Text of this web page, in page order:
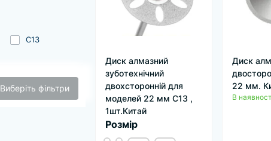
C13
Виберіть фільтри
Диск алмазний
зуботехнічний
двохсторонній для
моделей 22 мм C13 ,
1шт.Китай
Розмір
Диск
22 мм.
В